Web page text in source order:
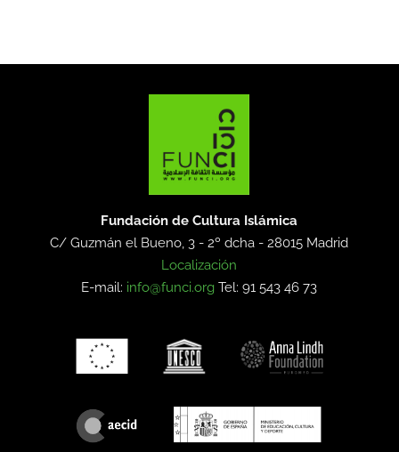
Fundación de Cultura Islámica
C/ Guzmán el Bueno, 3 - 2º dcha -28015 Madrid
Localización
E-mail: info@funci.org Tel: 91 543 46 73